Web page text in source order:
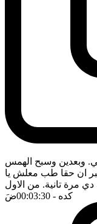
وبعدين وسبح الهمس
ان حقا طب معلش يا
دي مرة تانية. من الاول
كده - 00:03:30 ضَ